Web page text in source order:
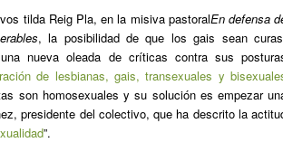
tilda Reig Pla, en la misiva pastoralEn defensa
, la posibilidad de que los gais sean
nueva oleada de críticas contra sus
de lesbianas, gais, transexuales y
son homosexuales y su solución es empezar
presidente del colectivo, que ha descrito la
”.